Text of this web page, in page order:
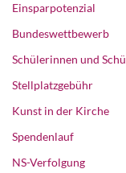
Einsparpotenzial
Bundeswettbewerb
Schülerinnen und
Stellplatzgebühr
Kunst in der Kirche
Spendenlauf
NS-Verfolgung